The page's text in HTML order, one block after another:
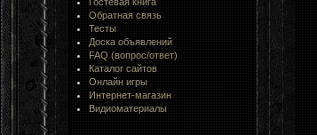
Обратная связь
Тесты
Доска объявлений
FAQ (вопрос/ответ)
Каталог сайтов
Онлайн игры
Интернет-магазин
Видиоматериалы